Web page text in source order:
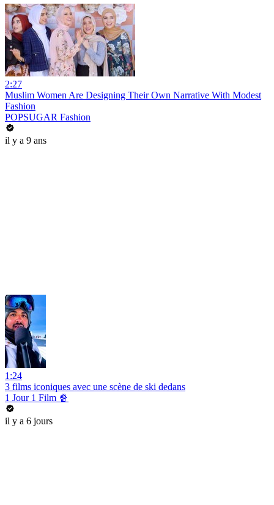
2:27
Muslim Women Are Designing Their Own Narrative With Modest
Fashion
POPSUGAR Fashion
il y a 9 ans
1:24
3 films iconiques avec une scène de ski dedans
1 Jour 1 Film 🍿
il y a 6 jours